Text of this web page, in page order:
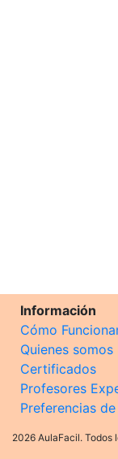
Información
Cómo
Quienes somos
Certificados
Profesores
Preferencias
2026 AulaFacil. Todos